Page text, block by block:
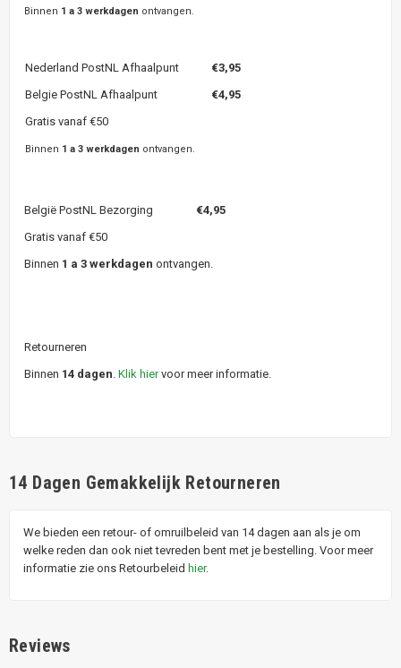
Binnen 1 a 3 werkdagen ontvangen.
Nederland PostNL Afhaalpunt €3,95
Belgie PostNL Afhaalpunt
€4,95
Gratis vanaf €50
Binnen 1 a 3 werkdagen ontvangen.
België PostNL Bezorging €4,95
Gratis vanaf €50
Binnen 1 a 3 werkdagen ontvangen.
Retourneren
Binnen 14 dagen Klik hiervoor meer informatie.
14 Dagen Gemakkelijk Retourneren
We bieden een retour- of omruilbeleid van 14 dagen aan als je om
welke reden dan ook niet tevreden bent met je bestelling. Voor meer
informatie zie ons Retourbeleid hier.
Reviews